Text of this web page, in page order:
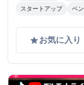
スタートアップ ベ
gradeお気に入り